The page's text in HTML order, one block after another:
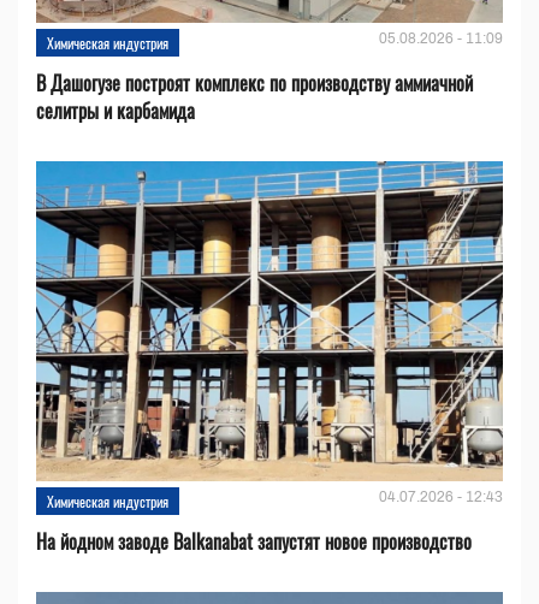
Химическая индустрия 05.08.2026 - 11:09
В Дашогузе построят комплекс по производству аммиачной
селитры и карбамида
Химическая индустрия 04.07.2026 - 12:43
На йодном заводе Balkanabat запустят новое производство